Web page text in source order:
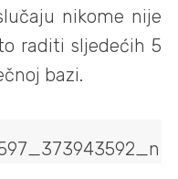
nikome nije
raditi sljedećih 5
bazi.